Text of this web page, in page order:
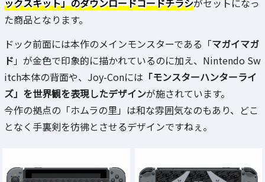
ックスキット」のダウンロードコードチラシがセットになっ
た商品となります。
ドック前面には本作のメインモンスターである「マガイマガ
ド 」が金色で印象的に描かれているのに加え、Nintendo Sw
itch本体の背面や、Joy-Conには 「モンスターハンターライ
ズ」を世界観を表現したデザインが施されています。
今作の拠点の「ホムラの里」は和な雰囲気なのもあり、どこ
となく手裏剣を彷彿とさせるデザインですねぇ。